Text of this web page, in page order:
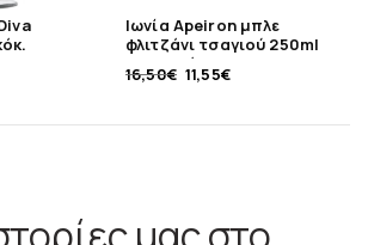
Ιωνία Apeiron μπλε
φλιτζάνι τσαγιού 250ml
πορσελάνης
16,50€ 11,55€